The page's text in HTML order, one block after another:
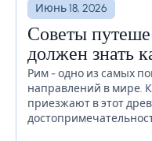
Июнь 18, 2026
Советы
должен знать
прежде чем
Рим - одно из самых
направлений в мире.
приезжают в этот
Если вы планируете